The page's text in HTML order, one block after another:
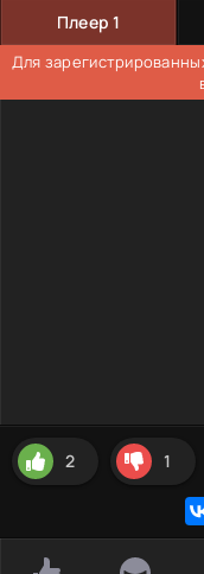
Плеер 1
Для
2 1